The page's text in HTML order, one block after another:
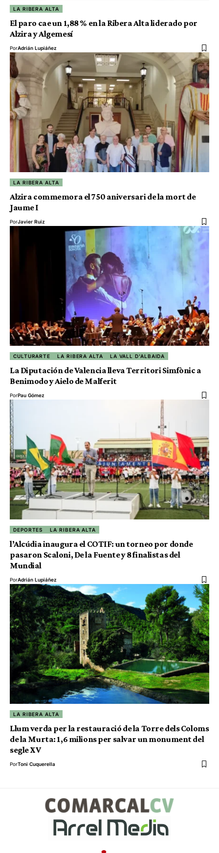
LA RIBERA ALTA
El paro cae un 1,88 % en la Ribera Alta liderado por
Alzira y Algemesí
PorAdrián Lupiáñez
LA RIBERA ALTA
Alzira commemora el 750 aniversari de la mort de
Jaume I
PorJavier Ruiz
CULTURARTE LA RIBERA ALTA LA VALL D'ALBAIDA
La Diputación de Valencia lleva Territori Simfònic a
Benimodo y Aielo de Malferit
PorPau Gómez
DEPORTES LA RIBERA ALTA
l’Alcúdia inaugura el COTIF: un torneo por donde
pasaron Scaloni, De la Fuente y 8 finalistas del
Mundial
PorAdrián Lupiáñez
LA RIBERA ALTA
Llum verda per la restauració de la Torre dels Coloms
de la Murta: 1,6 milions per salvar un monument del
segle XV
PorToni Cuquerella